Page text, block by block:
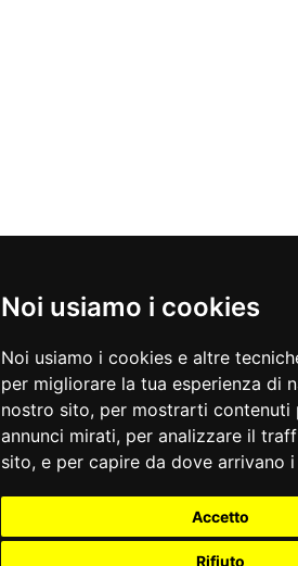
Noi usiamo i cookies
Noi usiamo i cookies e altre
per migliorare la tua esperienza di
nostro sito, per mostrarti contenuti
annunci mirati, per analizzare il
sito, e per capire da dove arrivano
Accetto
Rifiuto